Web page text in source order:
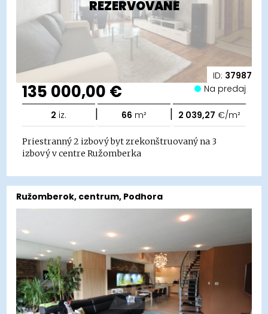
REZERVOVANÉ
ID: 37987
135 000,00 € Na predaj
2 iz. | 66 m² | 2 039,27 €/m²
Priestranný 2 izbový byt zrekonštruovaný na 3
izbový v centre Ružomberka
Ružomberok, centrum, Podhora